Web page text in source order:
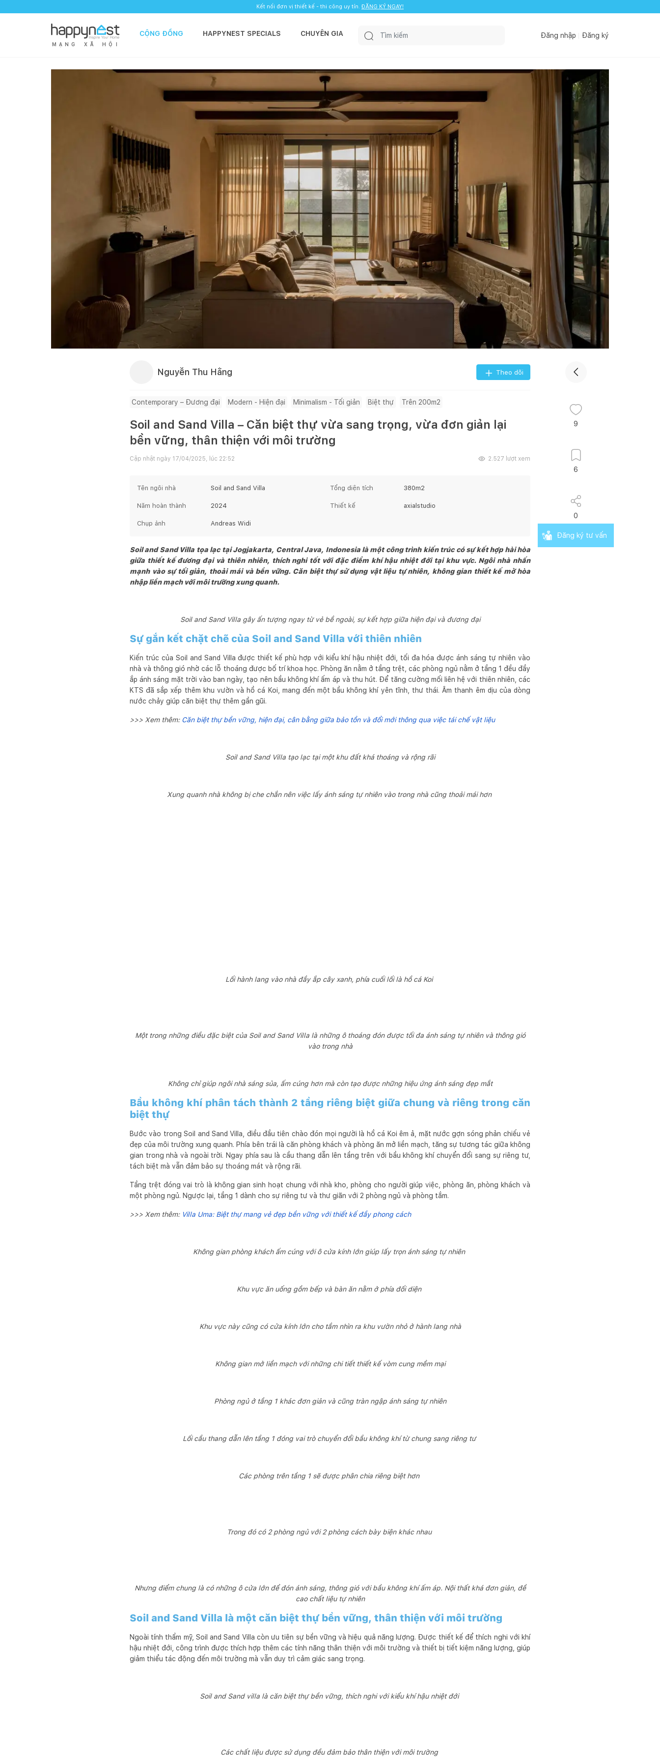
Kết nối đơn vị thiết kế - thi công uy tín. ĐĂNG KÝ NGAY!
M Ạ N G X Ã H Ộ I
CỘNG ĐỒNG HAPPYNEST SPECIALS CHUYÊN GIA Đăng nhập Đăng ký
Nguyễn Thu Hằng Theo dõi
Contemporary – Đương đại Modern - Hiện đại Minimalism - Tối giản Biệt thự Trên 200m2
Soil and Sand Villa – Căn biệt thự vừa sang trọng, vừa đơn giản lại
bền vững, thân thiện với môi trường
Cập nhật ngày 17/04/2025, lúc 22:52 2.527 lượt xem
Tên ngôi nhà Soil and Sand Villa Tổng diện tích 380m2
Năm hoàn thành 2024 Thiết kế axialstudio
Chụp ảnh Andreas Widi
Soil and Sand Villa tọa lạc tại Jogjakarta, Central Java, Indonesia là một công trình kiến trúc có sự kết hợp hài hòa
giữa thiết kế đương đại và thiên nhiên, thích nghi tốt với đặc điểm khí hậu nhiệt đới tại khu vực. Ngôi nhà nhấn
mạnh vào sự tối giản, thoải mái và bền vững. Căn biệt thự sử dụng vật liệu tự nhiên, không gian thiết kế mở hòa
nhập liền mạch với môi trường xung quanh.
Soil and Sand Villa gây ấn tượng ngay từ vẻ bề ngoài, sự kết hợp giữa hiện đại và đương đại
Sự gắn kết chặt chẽ của Soil and Sand Villa với thiên nhiên
Kiến trúc của Soil and Sand Villa được thiết kế phù hợp với kiểu khí hậu nhiệt đới, tối đa hóa được ánh sáng tự nhiên vào
nhà và thông gió nhờ các lỗ thoáng được bố trí khoa học. Phòng ăn nằm ở tầng trệt, các phòng ngủ nằm ở tầng 1 đều đầy
ắp ánh sáng mặt trời vào ban ngày, tạo nên bầu không khí ấm áp và thu hút. Để tăng cường mối liên hệ với thiên nhiên, các
KTS đã sắp xếp thêm khu vườn và hồ cá Koi, mang đến một bầu không khí yên tĩnh, thư thái. Âm thanh êm dịu của dòng
nước chảy giúp căn biệt thự thêm gần gũi.
>>> Xem thêm: Căn biệt thự bền vững, hiện đại, cân bằng giữa bảo tồn và đổi mới thông qua việc tái chế vật liệu
Soil and Sand Villa tạo lạc tại một khu đất khá thoáng và rộng rãi
Xung quanh nhà không bị che chắn nên việc lấy ánh sáng tự nhiên vào trong nhà cũng thoải mái hơn
Lối hành lang vào nhà đầy ắp cây xanh, phía cuối lối là hồ cá Koi
Một trong những điều đặc biệt của Soil and Sand Villa là những ô thoáng đón được tối đa ánh sáng tự nhiên và thông gió
vào trong nhà
Không chỉ giúp ngôi nhà sáng sủa, ấm cúng hơn mà còn tạo được những hiệu ứng ánh sáng đẹp mắt
Bầu không khí phân tách thành 2 tầng riêng biệt giữa chung và riêng trong căn
biệt thự
Bước vào trong Soil and Sand Villa, điều đầu tiên chào đón mọi người là hồ cá Koi êm ả, mặt nước gợn sóng phản chiếu vẻ
đẹp của môi trường xung quanh. Phía bên trái là căn phòng khách và phòng ăn mở liền mạch, tăng sự tương tác giữa không
gian trong nhà và ngoài trời. Ngay phía sau là cầu thang dẫn lên tầng trên với bầu không khí chuyển đổi sang sự riêng tư,
tách biệt mà vẫn đảm bảo sự thoáng mát và rộng rãi.
Tầng trệt đóng vai trò là không gian sinh hoạt chung với nhà kho, phòng cho người giúp việc, phòng ăn, phòng khách và
một phòng ngủ. Ngược lại, tầng 1 dành cho sự riêng tư và thư giãn với 2 phòng ngủ và phòng tắm.
>>> Xem thêm: Villa Uma: Biệt thự mang vẻ đẹp bền vững với thiết kế đầy phong cách
Không gian phòng khách ấm cúng với ô cửa kính lớn giúp lấy trọn ánh sáng tự nhiên
Khu vực ăn uống gồm bếp và bàn ăn nằm ở phía đối diện
Khu vực này cũng có cửa kính lớn cho tầm nhìn ra khu vườn nhỏ ở hành lang nhà
Không gian mở liền mạch với những chi tiết thiết kế vòm cung mềm mại
Phòng ngủ ở tầng 1 khác đơn giản và cũng tràn ngập ánh sáng tự nhiên
Lối cầu thang dẫn lên tầng 1 đóng vai trò chuyển đổi bầu không khí từ chung sang riêng tư
Các phòng trên tầng 1 sẽ được phân chia riêng biệt hơn
Trong đó có 2 phòng ngủ với 2 phòng cách bày biện khác nhau
Nhưng điểm chung là có những ô cửa lớn để đón ánh sáng, thông gió với bầu không khí ấm áp. Nội thất khá đơn giản, đề
cao chất liệu tự nhiên
Soil and Sand Villa là một căn biệt thự bền vững, thân thiện với môi trường
Ngoài tính thẩm mỹ, Soil and Sand Villa còn ưu tiên sự bền vững và hiệu quả năng lượng. Được thiết kế để thích nghi với khí
hậu nhiệt đới, công trình được thích hợp thêm các tính năng thân thiện với môi trường và thiết bị tiết kiệm năng lượng, giúp
giảm thiểu tác động đến môi trường mà vẫn duy trì cảm giác sang trọng.
Soil and Sand villa là căn biệt thự bền vững, thích nghi với kiểu khí hậu nhiệt đới
Các chất liệu được sử dụng đều đảm bảo thân thiện với môi trường
9
6
0
Đăng ký tư vấn